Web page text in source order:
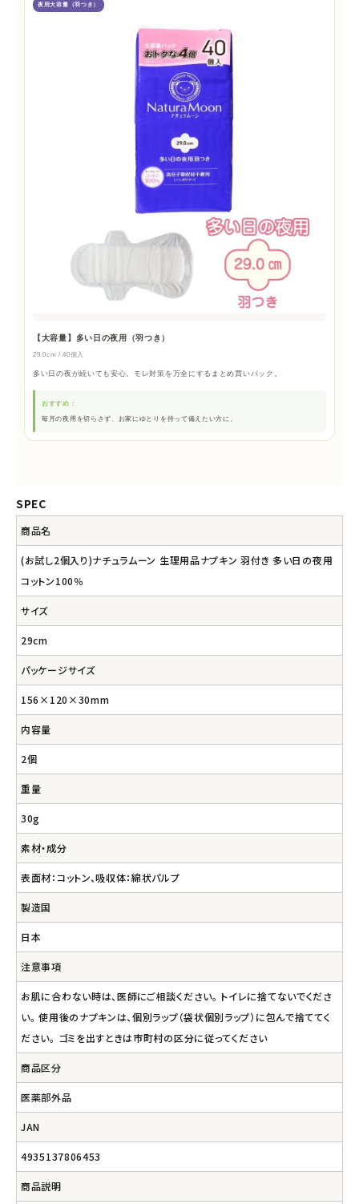
夜用大容量（羽つき）
【大容量】多い日の夜用（羽つき）
29.0cm / 40個入
多い日の夜が続いても安心。モレ対策を万全にするまとめ買いパック。
おすすめ：
毎月の夜用を切らさず、お家にゆとりを持って備えたい方に。
SPEC
商品名
(お試し2個入り)ナチュラムーン 生理用品ナプキン 羽付き 多い日の夜用
コットン100％
サイズ
29cm
パッケージサイズ
156×120×30mm
内容量
2個
重量
30g
素材・成分
表面材：コットン、吸収体：綿状パルプ
製造国
日本
注意事項
お肌に合わない時は、医師にご相談ください。 トイレに捨てないでくださ
い。 使用後のナプキンは、個別ラップ（袋状個別ラップ）に包んで捨ててく
ださい。 ゴミを出すときは市町村の区分に従ってください
商品区分
医薬部外品
JAN
4935137806453
商品説明